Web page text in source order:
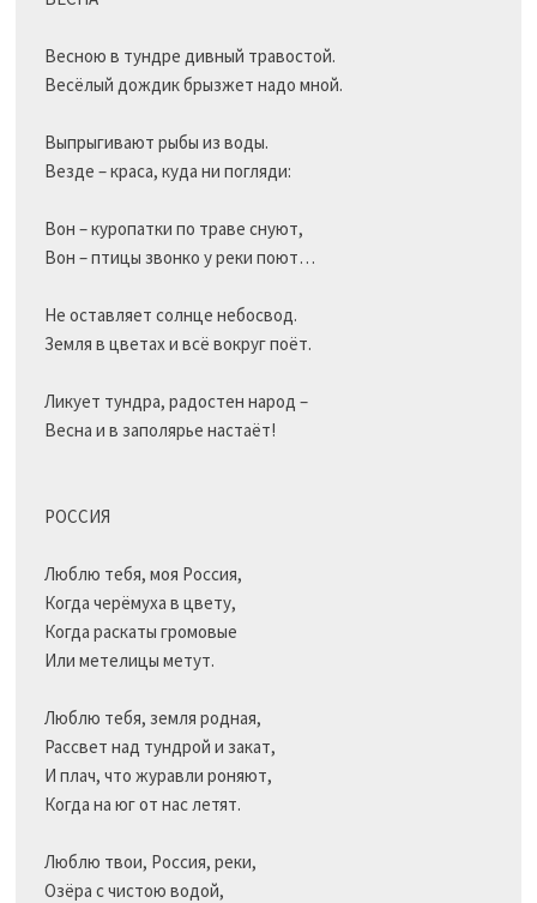
Весною в тундре дивный травостой.
Весёлый дождик брызжет надо мной.
Выпрыгивают рыбы из воды.
Везде – краса, куда ни погляди:
Вон – куропатки по траве снуют,
Вон – птицы звонко у реки поют…
Не оставляет солнце небосвод.
Земля в цветах и всё вокруг поёт.
Ликует тундра, радостен народ –
Весна и в заполярье настаёт!
РОССИЯ
Люблю тебя, моя Россия,
Когда черёмуха в цвету,
Когда раскаты громовые
Или метелицы метут.
Люблю тебя, земля родная,
Рассвет над тундрой и закат,
И плач, что журавли роняют,
Когда на юг от нас летят.
Люблю твои, Россия, реки,
Озёра с чистою водой,